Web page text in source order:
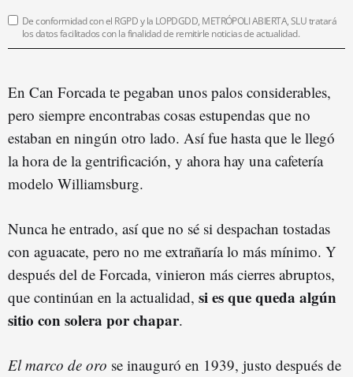
De conformidad con el RGPD y la LOPDGDD, METRÓPOLI ABIERTA, SLU tratará
los datos facilitados con la finalidad de remitirle noticias de actualidad.
En Can Forcada te pegaban unos palos considerables,
pero siempre encontrabas cosas estupendas que no
estaban en ningún otro lado. Así fue hasta que le llegó
la hora de la gentrificación, y ahora hay una cafetería
modelo Williamsburg.
Nunca he entrado, así que no sé si despachan tostadas
con aguacate, pero no me extrañaría lo más mínimo. Y
después del de Forcada, vinieron más cierres abruptos,
que continúan en la actualidad, si es que queda algún
sitio con solera por chapar.
El marco de oro se inauguró en 1939, justo después de